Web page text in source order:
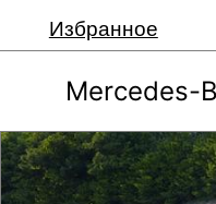
Избранное
Mercedes-